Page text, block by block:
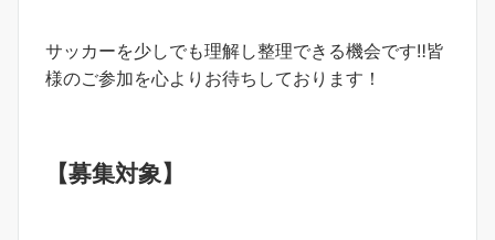
サッカーを少しでも理解し整理できる機会です‼︎皆
様のご参加を心よりお待ちしております！
【募集対象】